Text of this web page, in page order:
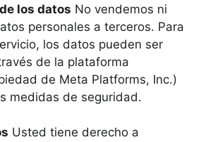
los datos No vendemos ni
personales a terceros. Para
los datos pueden ser
de la plataforma
de Meta Platforms, Inc.)
medidas de seguridad.
Usted tiene derecho a